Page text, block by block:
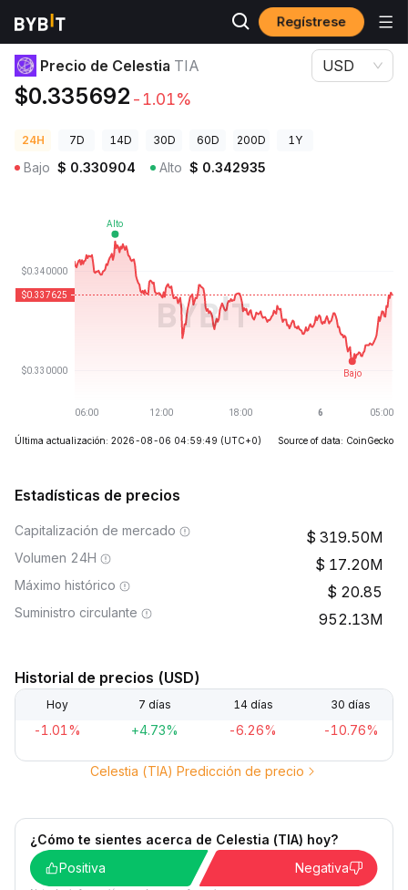
Regístrese
Precios de Criptomonedas Precio de Celestia TIA
Precio de Celestia TIA
$0.335692 -1.01%
USD
24H 7D 14D 30D 60D 200D 1Y
Bajo $ 0.330904 Alto $ 0.342935
Última actualización: 2026-08-06 04:59:49 (UTC+0) Source of data: CoinGecko
Estadísticas de precios
Capitalización de mercado 319.50M
Volumen 24H 17.20M
Máximo histórico 20.85
Suministro circulante 952.13M
Historial de precios (USD)
Hoy 7 días 14 días 30 días
-1.01% +4.73% -6.26% -10.76%
Celestia (TIA) Predicción de precio
¿Cómo te sientes acerca de Celestia (TIA) hoy?
Positiva
Negativa